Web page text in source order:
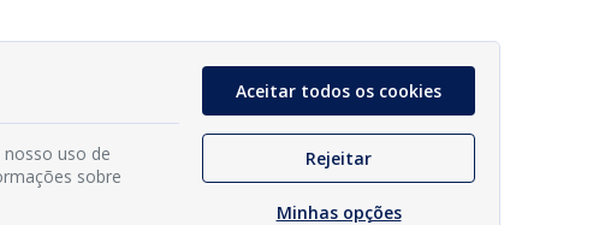
uso de
sobre
Aceitar todos os cookies
Rejeitar
Minhas opções